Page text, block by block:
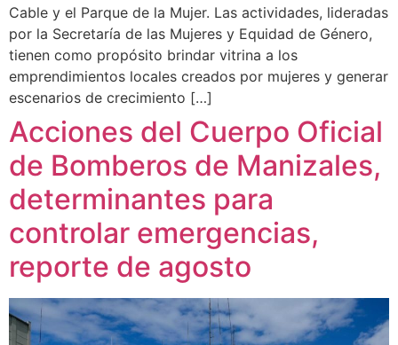
Cable y el Parque de la Mujer. Las actividades, lideradas
por la Secretaría de las Mujeres y Equidad de Género,
tienen como propósito brindar vitrina a los
emprendimientos locales creados por mujeres y generar
escenarios de crecimiento […]
Acciones del Cuerpo Oficial
de Bomberos de Manizales,
determinantes para
controlar emergencias,
reporte de agosto